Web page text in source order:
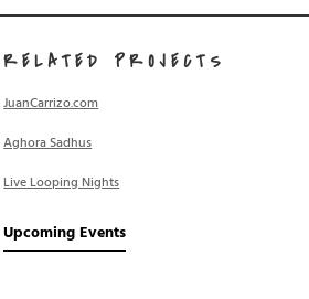
RELATED PROJECTS
JuanCarrizo.com
Aghora Sadhus
Live Looping Nights
Upcoming Events